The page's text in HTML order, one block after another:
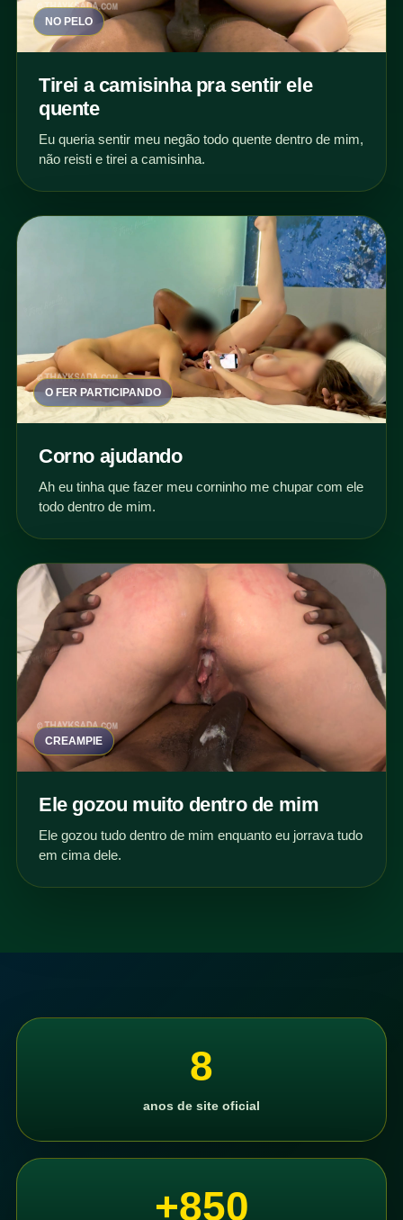
NO PELO
Tirei a camisinha pra sentir ele
quente
Eu queria sentir meu negão todo quente dentro de mim,
não reisti e tirei a camisinha.
O FER PARTICIPANDO
Corno ajudando
Ah eu tinha que fazer meu corninho me chupar com ele
todo dentro de mim.
CREAMPIE
Ele gozou muito dentro de mim
Ele gozou tudo dentro de mim enquanto eu jorrava tudo
em cima dele.
8
anos de site oficial
+850